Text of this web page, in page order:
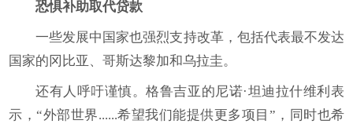
恐惧补助取代贷款
一些发展中国家也强烈支持改革，包括代表最不发达
国家的冈比亚、哥斯达黎加和乌拉圭。
还有人呼吁谨慎。格鲁吉亚的尼诺·坦迪拉什维利表
示，“外部世界......希望我们能提供更多项目”，同时也希